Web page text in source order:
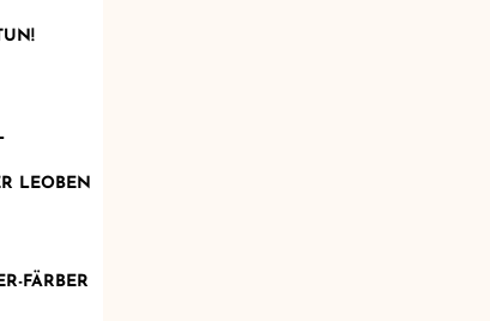
LEOBEN
FÄRBER